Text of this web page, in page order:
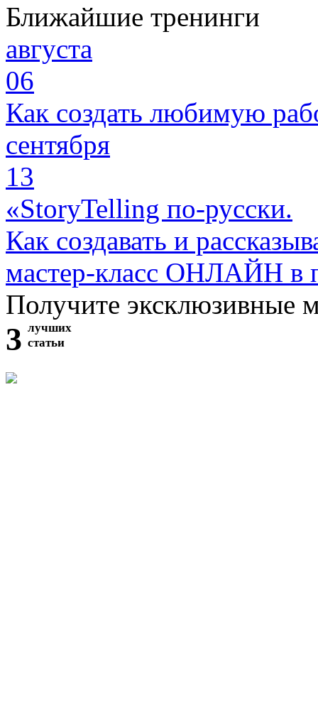
Ближайшие тренинги
августа
06
Как создать любимую
сентября
13
«StoryTelling по-русски.
Как создавать и
мастер-класс ОНЛАЙН в
Получите эксклюзивные
3 лучших
статьи